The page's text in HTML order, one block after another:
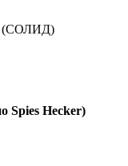
(СОЛИД)
Spies Hecker)